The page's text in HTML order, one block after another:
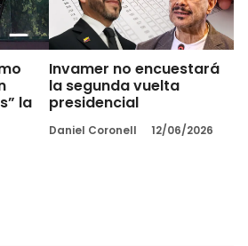
la
Invamer no encuestará
la segunda vuelta
presidencial
Daniel Coronell 12/06/2026